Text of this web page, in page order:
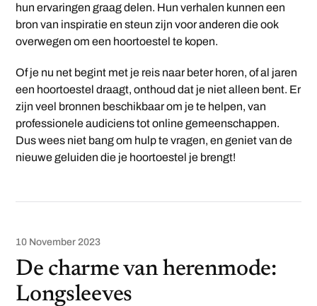
hun ervaringen graag delen. Hun verhalen kunnen een
bron van inspiratie en steun zijn voor anderen die ook
overwegen om een hoortoestel te kopen.
Of je nu net begint met je reis naar beter horen, of al jaren
een hoortoestel draagt, onthoud dat je niet alleen bent. Er
zijn veel bronnen beschikbaar om je te helpen, van
professionele audiciens tot online gemeenschappen.
Dus wees niet bang om hulp te vragen, en geniet van de
nieuwe geluiden die je hoortoestel je brengt!
10 November 2023
De charme van herenmode:
Longsleeves